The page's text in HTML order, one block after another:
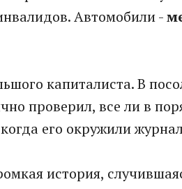
Автомобили -
капиталиста. В
проверил, все ли в
его окружили
история,